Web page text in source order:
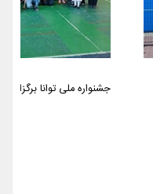
جشنواره ملی توانا برگزار شد